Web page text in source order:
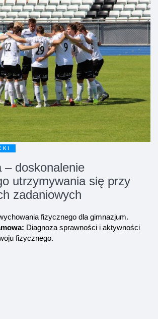
– doskonalenie
utrzymywania się przy
zadaniowych
fizycznego dla gimnazjum.
Diagnoza sprawności i aktywności
fizycznego.